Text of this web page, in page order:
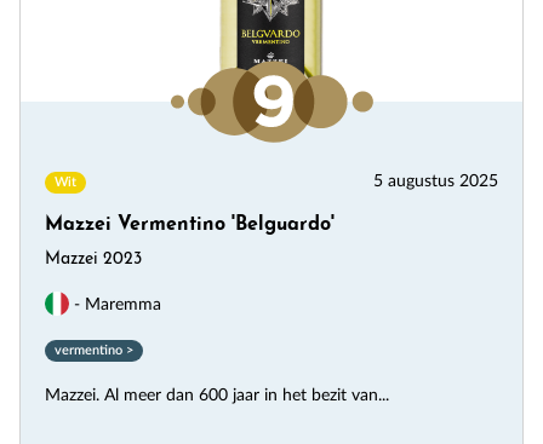
Wit 5 augustus 2025
Mazzei Vermentino 'Belguardo'
Mazzei 2023
- Maremma
vermentino >
Mazzei. Al meer dan 600 jaar in het bezit van...